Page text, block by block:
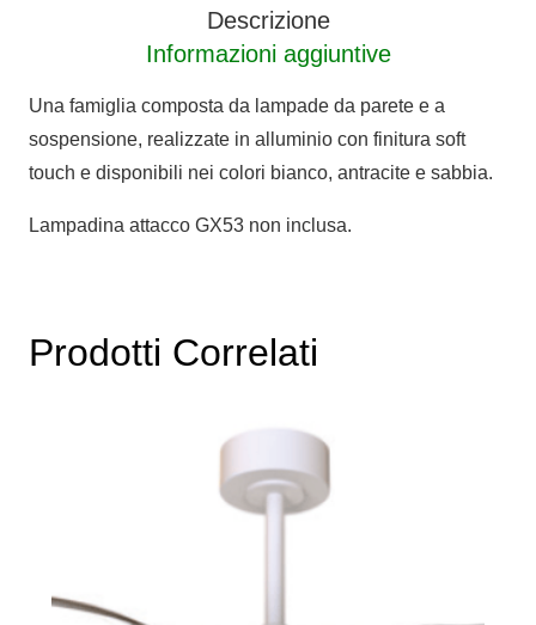
Descrizione
Informazioni aggiuntive
Una famiglia composta da lampade da parete e a
sospensione, realizzate in alluminio con finitura soft
touch e disponibili nei colori bianco, antracite e sabbia.
Lampadina attacco GX53 non inclusa.
Prodotti Correlati